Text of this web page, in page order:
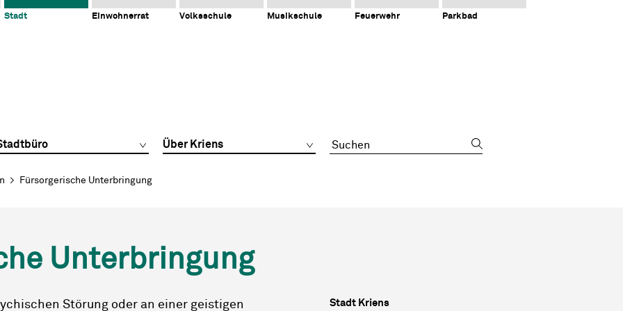
Stadt Einwohnerrat Volksschule Musikschule Feuerwehr Parkbad
Über Kriens Suchbegriff
Fürsorgerische Unterbringung
Unterbringung
Störung oder an einer geistigen
Sidebar
Stadt Kriens